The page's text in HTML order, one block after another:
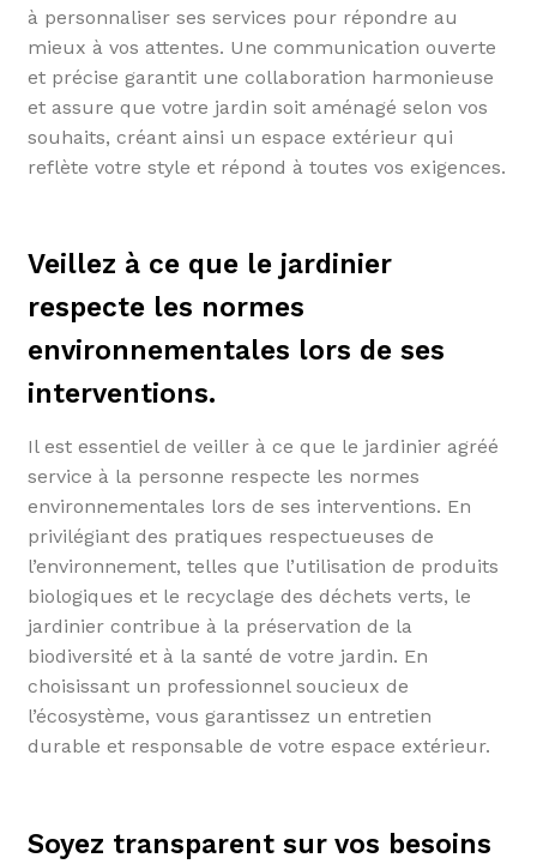
à personnaliser ses services pour répondre au
mieux à vos attentes. Une communication ouverte
et précise garantit une collaboration harmonieuse
et assure que votre jardin soit aménagé selon vos
souhaits, créant ainsi un espace extérieur qui
reflète votre style et répond à toutes vos exigences.
Veillez à ce que le jardinier
respecte les normes
environnementales lors de ses
interventions.
Il est essentiel de veiller à ce que le jardinier agréé
service à la personne respecte les normes
environnementales lors de ses interventions. En
privilégiant des pratiques respectueuses de
l’environnement, telles que l’utilisation de produits
biologiques et le recyclage des déchets verts, le
jardinier contribue à la préservation de la
biodiversité et à la santé de votre jardin. En
choisissant un professionnel soucieux de
l’écosystème, vous garantissez un entretien
durable et responsable de votre espace extérieur.
Soyez transparent sur vos besoins